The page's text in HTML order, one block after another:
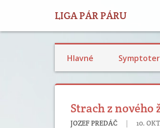
LIGA PÁR PÁRU
Hlavné
Strach z nového
JOZEF PREDÁČ |10.